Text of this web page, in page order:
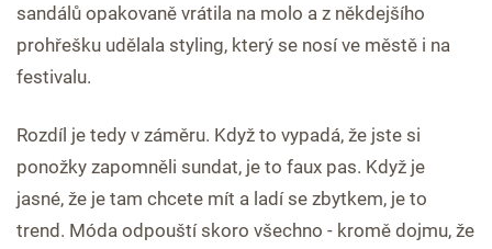
sandálů opakovaně vrátila na molo a z někdejšího
prohřešku udělala styling, který se nosí ve městě i na
festivalu.
Rozdíl je tedy v záměru. Když to vypadá, že jste si
ponožky zapomněli sundat, je to faux pas. Když je
jasné, že je tam chcete mít a ladí se zbytkem, je to
trend. Móda odpouští skoro všechno - kromě dojmu, že